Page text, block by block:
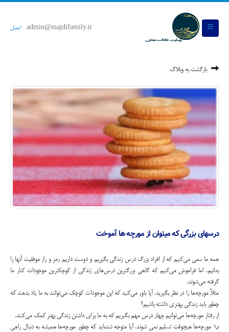
admin@majdifamily.ir ایمیل
بازگشت به وبلاگ
درسهای بزرگی که میتوان از مورچه ها آموخت
همه ما سعی می‌کنیم که از افراد بزرگ درس زندگی بگیریم و دوست داریم رمز و راز موفقیت آنها را
بدانیم. اما فراموش می‌کنیم که گاهی بزرگترین درس‌های زندگی از کوچکترین موجودات کنار ما
گرفته می‌شوند.
مثلاً مورچه‌ها را در نظر بگیرید. آیا باور می‌کنید که این موجودات کوچک می‌توانند به ما یاد بدهند که
چطور باید زندگی بهتری داشته باشیم؟
از رفتار مورچه‌ها می‌توانیم چهار درس مهم بگیریم که به ما برای داشتن زندگی بهتر کمک می‌کنند.
۱٫ مورچه‌ها هیچوقت تسلیم نمی شوند. آیا متوجه شده‌اید که چطور مورچه‌ها همیشه به دنبال راهی